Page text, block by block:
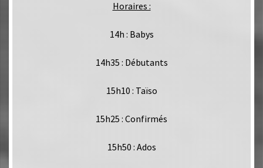
Horaires :
14h : Babys
14h35 : Débutants
15h10 : Taïso
15h25 : Confirmés
15h50 : Ados